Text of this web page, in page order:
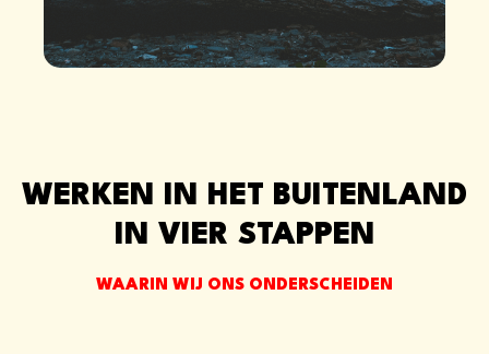
WERKEN IN HET BUITENLAND
IN VIER STAPPEN
WAARIN WIJ ONS ONDERSCHEIDEN